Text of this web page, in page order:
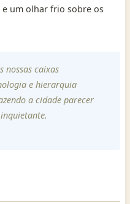
e um olhar frio sobre os
nossas caixas
e hierarquia
a cidade parecer